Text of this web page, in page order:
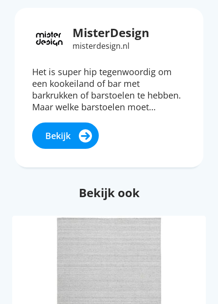
MisterDesign
misterdesign.nl
Het is super hip tegenwoordig om
een kookeiland of bar met
barkrukken of barstoelen te hebben.
Maar welke barstoelen moet…
Bekijk
Bekijk ook